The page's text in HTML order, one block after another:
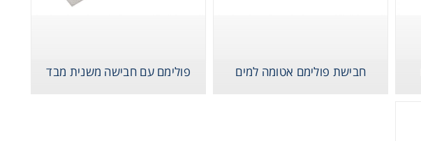
חבישת פולימם אטומה למים פולימם עם חבישה משנית מבד